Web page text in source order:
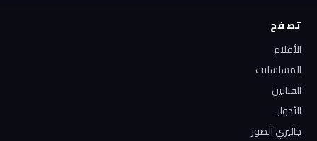
تصفح
الأفلام
المسلسلات
الفنانين
الأدوار
جاليري الصور